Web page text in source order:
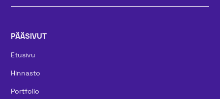
PÄÄSIVUT
Etusivu
Hinnasto
Portfolio